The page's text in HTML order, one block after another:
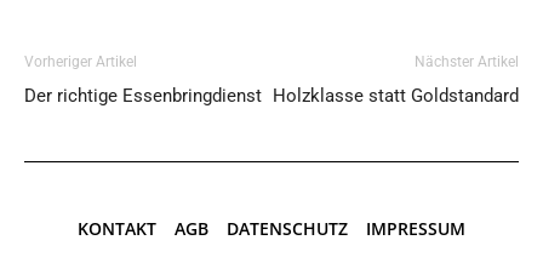
Vorheriger Artikel
Der richtige Essenbringdienst
Nächster Artikel
Holzklasse statt Goldstandard
KONTAKT AGB DATENSCHUTZ IMPRESSUM